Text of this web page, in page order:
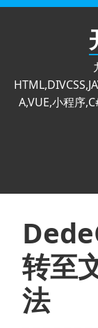
跳
A,VUE,小程序
转至
法